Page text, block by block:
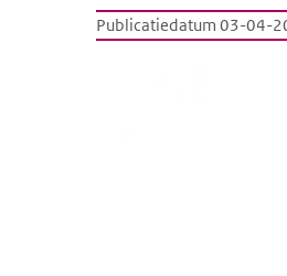
Publicatiedatum 03-04-